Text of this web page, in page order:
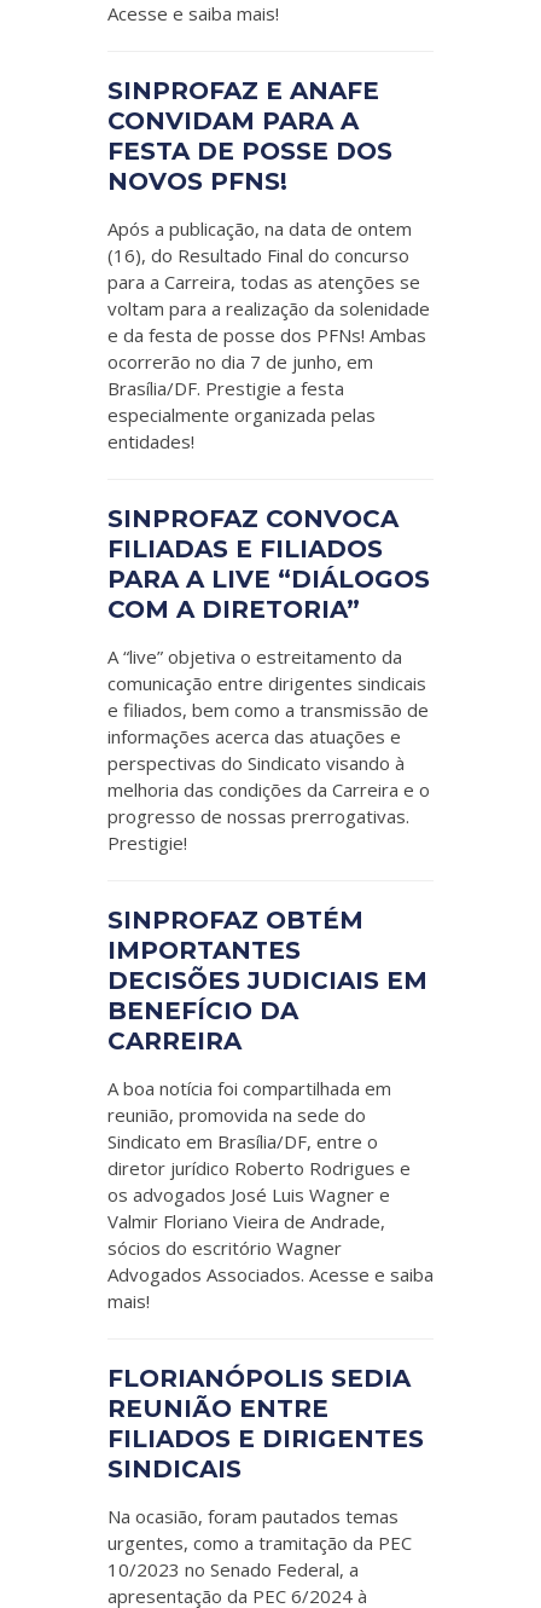
Acesse e saiba mais!
SINPROFAZ E ANAFE
CONVIDAM PARA A
FESTA DE POSSE DOS
NOVOS PFNS!
Após a publicação, na data de ontem
(16), do Resultado Final do concurso
para a Carreira, todas as atenções se
voltam para a realização da solenidade
e da festa de posse dos PFNs! Ambas
ocorrerão no dia 7 de junho, em
Brasília/DF. Prestigie a festa
especialmente organizada pelas
entidades!
SINPROFAZ CONVOCA
FILIADAS E FILIADOS
PARA A LIVE “DIÁLOGOS
COM A DIRETORIA”
A “live” objetiva o estreitamento da
comunicação entre dirigentes sindicais
e filiados, bem como a transmissão de
informações acerca das atuações e
perspectivas do Sindicato visando à
melhoria das condições da Carreira e o
progresso de nossas prerrogativas.
Prestigie!
SINPROFAZ OBTÉM
IMPORTANTES
DECISÕES JUDICIAIS EM
BENEFÍCIO DA
CARREIRA
A boa notícia foi compartilhada em
reunião, promovida na sede do
Sindicato em Brasília/DF, entre o
diretor jurídico Roberto Rodrigues e
os advogados José Luis Wagner e
Valmir Floriano Vieira de Andrade,
sócios do escritório Wagner
Advogados Associados. Acesse e saiba
mais!
FLORIANÓPOLIS SEDIA
REUNIÃO ENTRE
FILIADOS E DIRIGENTES
SINDICAIS
Na ocasião, foram pautados temas
urgentes, como a tramitação da PEC
10/2023 no Senado Federal, a
apresentação da PEC 6/2024 à